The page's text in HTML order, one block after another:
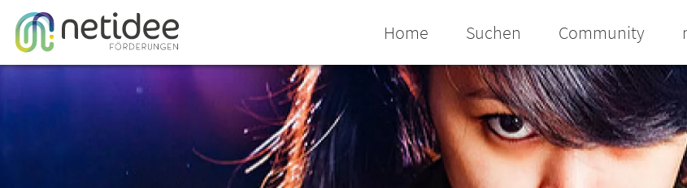
Home Suchen Community